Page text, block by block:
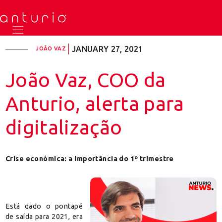
JOÃO VAZ JANUARY 27, 2021
João Vaz, COO da
Anturio, alerta para
digitalização
Crise económica: a importância do 1º trimestre
Está dado o pontapé
de saída para 2021, era